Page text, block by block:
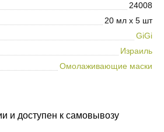
24008
20 мл х 5 шт
GiGi
Израиль
Омолаживающие маски
и доступен к самовывозу